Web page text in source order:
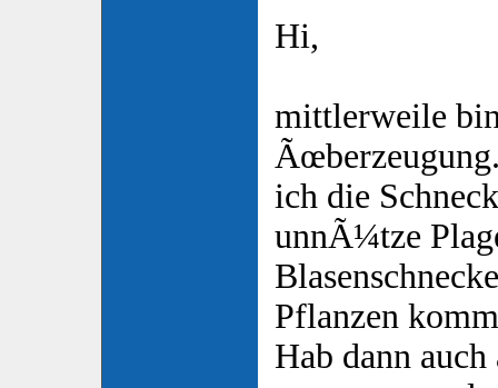
Hi,
mittlerweile
ich die
unnÃ¼tze
Pflanzen
Hab dann auch